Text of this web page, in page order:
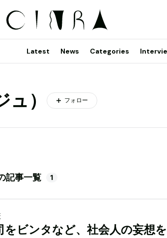
Latest News Categories
） フォロー
記事一覧 1
をビンタなど、社会人の妄想